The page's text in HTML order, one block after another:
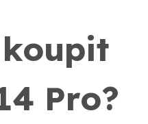
Pro?